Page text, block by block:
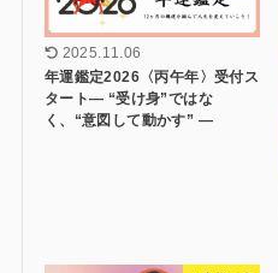
2025.11.06
年運鑑定2026〈丙午年〉受付ス
タート― “受け身”ではな
く、“意図して動かす” ―